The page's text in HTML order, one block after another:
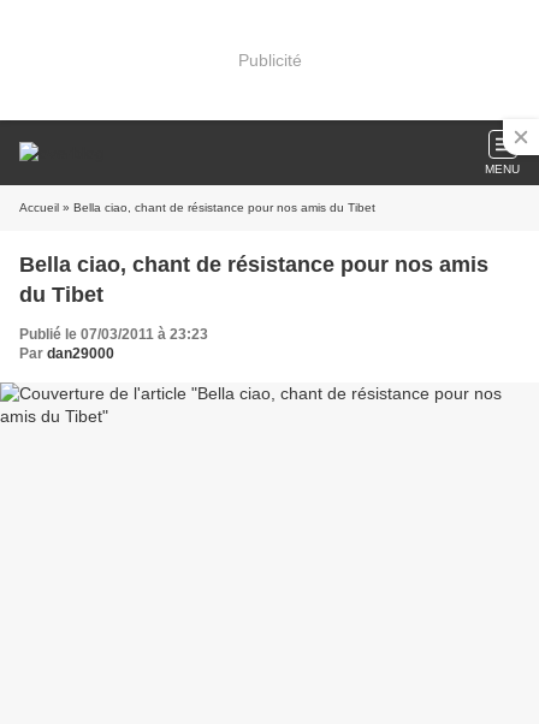
Publicité
MENU
Accueil » Bella ciao, chant de résistance pour nos amis du Tibet
Bella ciao, chant de résistance pour nos amis
du Tibet
Publié le 07/03/2011 à 23:23
Par dan29000